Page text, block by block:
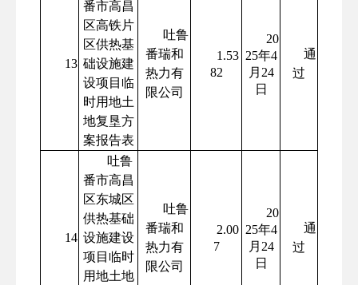
13
番市高昌
区高铁片
区供热基
础设施建
设项目临
时用地土
地复垦方
案报告表
吐鲁
番瑞和
热力有
限公司
1.53
82
20
25年4
月24
日
通
过
14
吐鲁
番市高昌
区东城区
供热基础
设施建设
项目临时
用地土地
吐鲁
番瑞和
热力有
限公司
2.00
7
20
25年4
月24
日
通
过